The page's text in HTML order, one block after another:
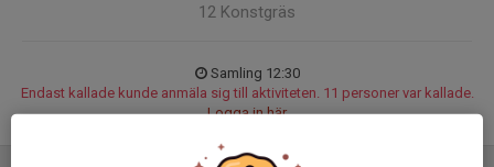
12 Konstgräs
Samling 12:30
Endast kallade kunde anmäla sig till aktiviteten. 11 personer var kallade.
Logga in här